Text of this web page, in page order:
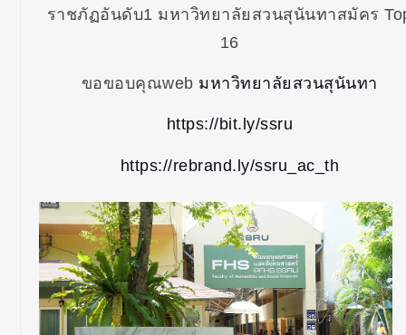
ราชภัฏอันดับ1 มหาวิทยาลัยสวนสุนันทาสมัคร
16
ขอขอบคุณweb มหาวิทยาลัยสวนสุนันทา
https://bit.ly/ssru
https://rebrand.ly/ssru_ac_th